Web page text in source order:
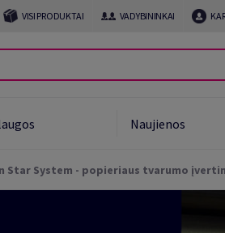
VISI PRODUKTAI VADYBININKAI
Naujienos
Star System - popieriaus tvarumo